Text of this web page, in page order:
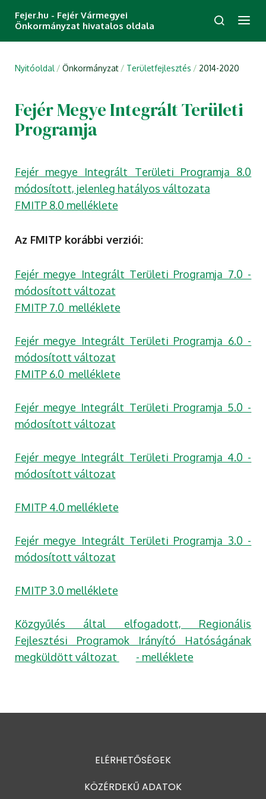
Fejer.hu - Fejér Vármegyei
Önkormányzat hivatalos oldala
Nyitóoldal Önkormányzat Területfejlesztés 2014-2020
Fejér Megye Integrált Területi
Programja
Fejér megye Integrált Területi Programja 8.0
módosított, jelenleg hatályos változata
FMITP 8.0 melléklete
Az FMITP korábbi verziói:
Fejér megye Integrált Területi Programja 7.0 -
módosított változat
FMITP 7.0 melléklete
Fejér megye Integrált Területi Programja 6.0 -
módosított változat
FMITP 6.0 melléklete
Fejér megye Integrált Területi Programja 5.0 -
módosított változat
Fejér megye Integrált Területi Programja 4.0 -
módosított változat
FMITP 4.0 melléklete
Fejér megye Integrált Területi Programja 3.0 -
módosított változat
FMITP 3.0 melléklete
Közgyűlés által elfogadott, Regionális
Fejlesztési Programok Irányító Hatóságának
megküldött változat
- melléklete
ELÉRHETŐSÉGEK
KÖZÉRDEKŰ ADATOK